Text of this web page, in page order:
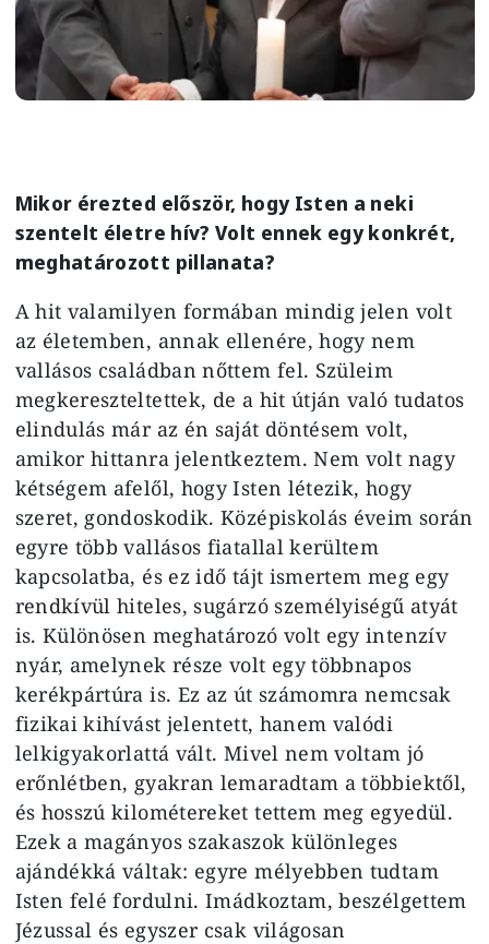
Mikor érezted először, hogy Isten a neki
szentelt életre hív? Volt ennek egy konkrét,
meghatározott pillanata?
A hit valamilyen formában mindig jelen volt
az életemben, annak ellenére, hogy nem
vallásos családban nőttem fel. Szüleim
megkereszteltettek, de a hit útján való tudatos
elindulás már az én saját döntésem volt,
amikor hittanra jelentkeztem. Nem volt nagy
kétségem afelől, hogy Isten létezik, hogy
szeret, gondoskodik. Középiskolás éveim során
egyre több vallásos fiatallal kerültem
kapcsolatba, és ez idő tájt ismertem meg egy
rendkívül hiteles, sugárzó személyiségű atyát
is. Különösen meghatározó volt egy intenzív
nyár, amelynek része volt egy többnapos
kerékpártúra is. Ez az út számomra nemcsak
fizikai kihívást jelentett, hanem valódi
lelkigyakorlattá vált. Mivel nem voltam jó
erőnlétben, gyakran lemaradtam a többiektől,
és hosszú kilométereket tettem meg egyedül.
Ezek a magányos szakaszok különleges
ajándékká váltak: egyre mélyebben tudtam
Isten felé fordulni. Imádkoztam, beszélgettem
Jézussal és egyszer csak világosan